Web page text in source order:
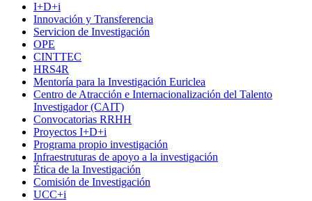
I+D+i
Innovación y Transferencia
Servicion de Investigación
OPE
CINTTEC
HRS4R
Mentoría para la Investigación Euriclea
Centro de Atracción e Internacionalización del Talento
Investigador (CAIT)
Convocatorias RRHH
Proyectos I+D+i
Programa propio investigación
Infraestruturas de apoyo a la investigación
Ética de la Investigación
Comisión de Investigación
UCC+i